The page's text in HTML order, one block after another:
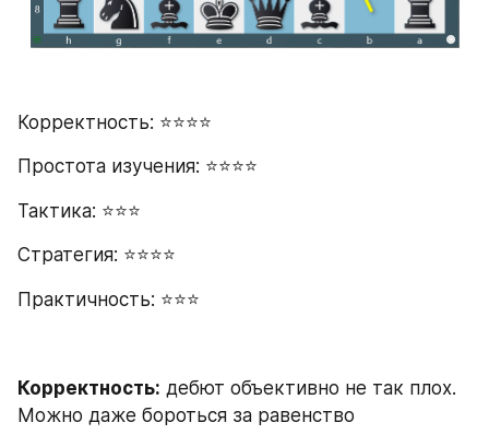
Корректность: ⭐⭐⭐⭐
Простота изучения: ⭐⭐⭐⭐
Тактика: ⭐⭐⭐
Стратегия: ⭐⭐⭐⭐
Практичность: ⭐⭐⭐
Корректность: дебют объективно не так плох.
Можно даже бороться за равенство